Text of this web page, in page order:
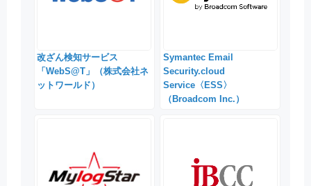
改ざん検知サービス
「WebS@T」（株式会社ネ
ットワールド）
Symantec Email
Security.cloud
Service〈ESS〉
（Broadcom Inc.）